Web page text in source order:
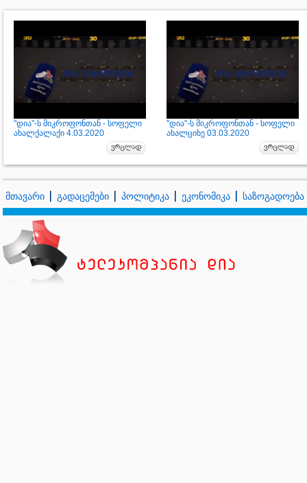
"დია"-ს მიკროფონთან - სოფელი
ახალქალაქი 4.03.2020
"დია"-ს მიკროფონთან - სოფელი
ახალციხე 03.03.2020
მთავარი გადაცემები პოლიტიკა ეკონომიკა საზოგადოება